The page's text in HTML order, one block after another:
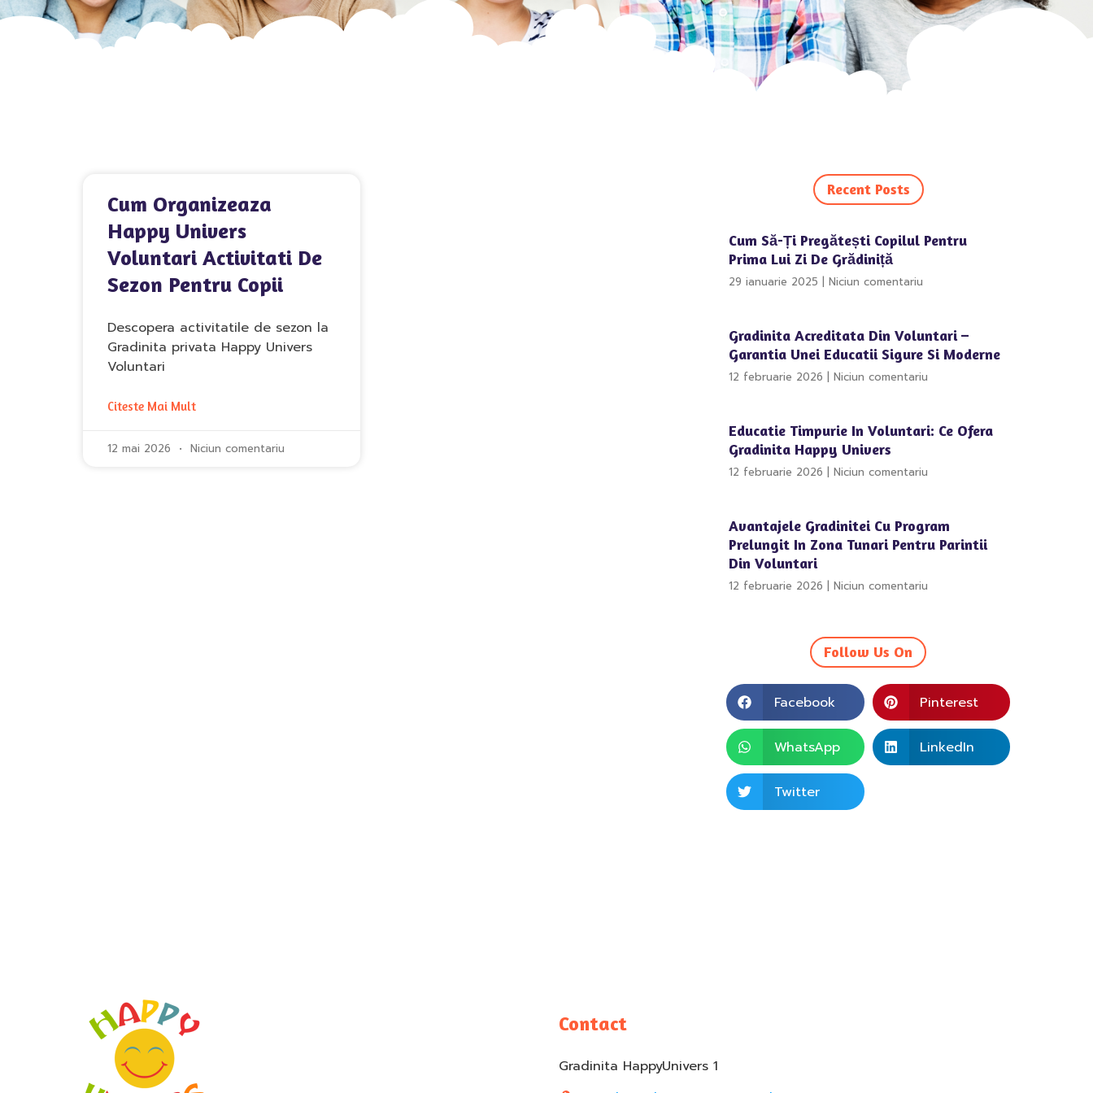
Cum Organizeaza
Happy Univers
Voluntari Activitati De
Sezon Pentru Copii
Descopera activitatile de sezon la
Gradinita privata Happy Univers
Voluntari
Citeste Mai Mult
12 mai 2026 Niciun comentariu
Recent Posts
Cum Să-Ți Pregătești Copilul Pentru
Prima Lui Zi De Grădiniță
29 ianuarie 2025 Niciun comentariu
Gradinita Acreditata Din Voluntari –
Garantia Unei Educatii Sigure Si Moderne
12 februarie 2026 Niciun comentariu
Educatie Timpurie In Voluntari: Ce Ofera
Gradinita Happy Univers
12 februarie 2026 Niciun comentariu
Avantajele Gradinitei Cu Program
Prelungit In Zona Tunari Pentru Parintii
Din Voluntari
12 februarie 2026 Niciun comentariu
Follow Us On
Facebook Pinterest
WhatsApp LinkedIn
Twitter
Contact
Gradinita HappyUnivers 1